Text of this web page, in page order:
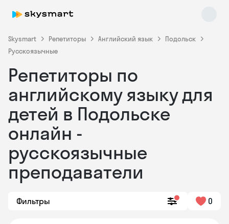
Skysmart Репетиторы Английский язык
Подольск
Русскоязычные
Репетиторы по
английскому языку для
детей в Подольске
онлайн -
русскоязычные
преподаватели
Фильтры 0
Skysmart Chat